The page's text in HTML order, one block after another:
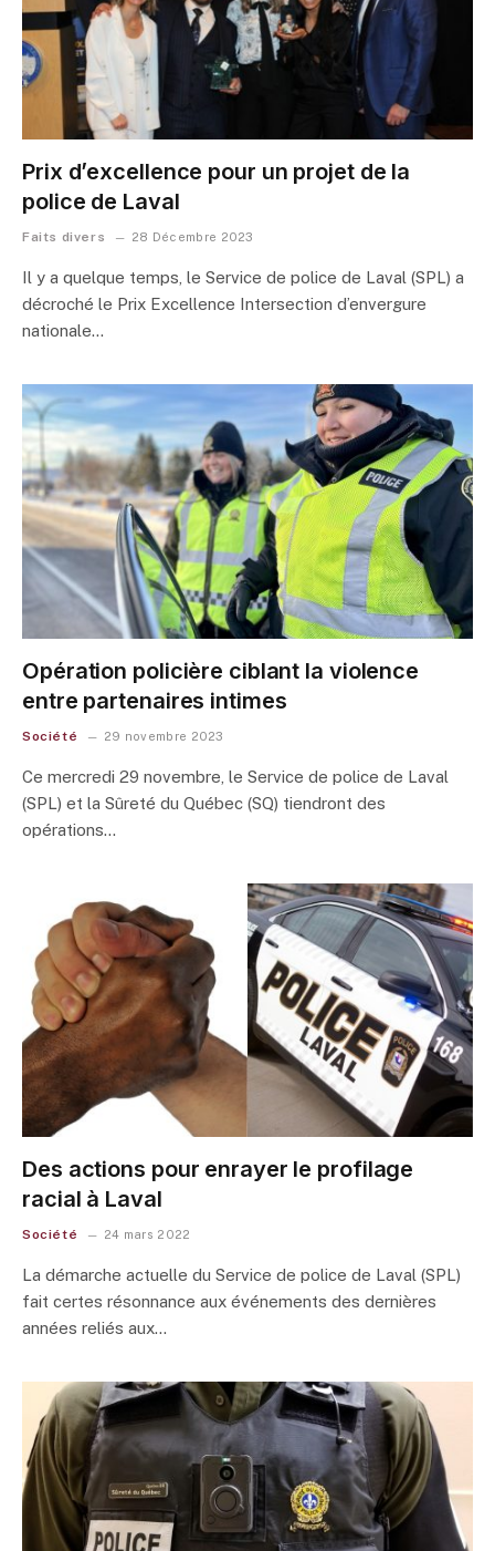
Prix d’excellence pour un projet de la
police de Laval
Faits divers 28 Décembre 2023
Il y a quelque temps, le Service de police de Laval (SPL) a
décroché le Prix Excellence Intersection d’envergure
nationale…
Opération policière ciblant la violence
entre partenaires intimes
Société 29 novembre 2023
Ce mercredi 29 novembre, le Service de police de Laval
(SPL) et la Sûreté du Québec (SQ) tiendront des
opérations…
Des actions pour enrayer le profilage
racial à Laval
Société 24 mars 2022
La démarche actuelle du Service de police de Laval (SPL)
fait certes résonnance aux événements des dernières
années reliés aux…